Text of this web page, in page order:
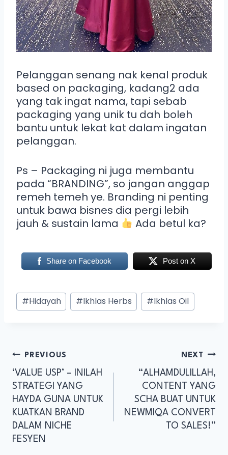
Pelanggan senang nak kenal produk
based on packaging, kadang2 ada
yang tak ingat nama, tapi sebab
packaging yang unik tu dah boleh
bantu untuk lekat kat dalam ingatan
pelanggan.
Ps – Packaging ni juga membantu
pada “BRANDING”, so jangan anggap
remeh temeh ye. Branding ni penting
untuk bawa bisnes dia pergi lebih
jauh & sustain lama
Ada betul ka?
Share on Facebook Post on X
#Hidayah #Ikhlas Herbs #Ikhlas Oil
PREVIOUS
‘VALUE USP’ – INILAH
STRATEGI YANG
HAYDA GUNA UNTUK
KUATKAN BRAND
DALAM NICHE
FESYEN
NEXT
“ALHAMDULILLAH,
CONTENT YANG
SCHA BUAT UNTUK
NEWMIQA CONVERT
TO SALES!”